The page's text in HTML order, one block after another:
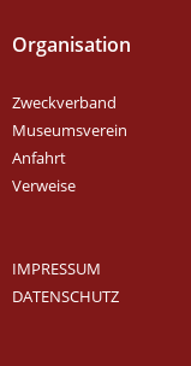
Organisation
Zweckverband
Museumsverein
Anfahrt
Verweise
IMPRESSUM
DATENSCHUTZ